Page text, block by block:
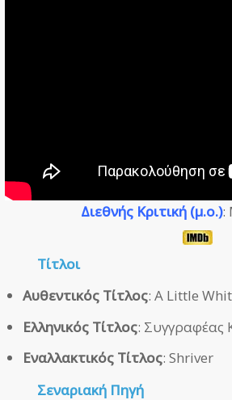
Διεθνής Κριτική (μ.ο.):
Τίτλοι
Αυθεντικός Τίτλος: A Little
Ελληνικός Τίτλος: Συγγραφέας
Εναλλακτικός Τίτλος: Shriver
Σεναριακή Πηγή